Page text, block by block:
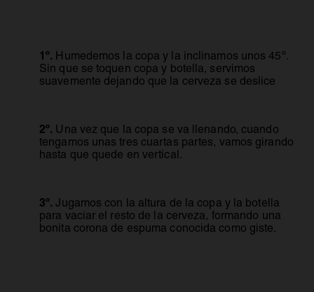
1º. Humedemos la copa y la inclinamos unos 45º.
Sin que se toquen copa y botella, servimos
suavemente dejando que la cerveza se deslice
2º. Una vez que la copa se va llenando, cuando
tengamos unas tres cuartas partes, vamos girando
hasta que quede en vertical.
3º. Jugamos con la altura de la copa y la botella
para vaciar el resto de la cerveza, formando una
bonita corona de espuma conocida como giste.